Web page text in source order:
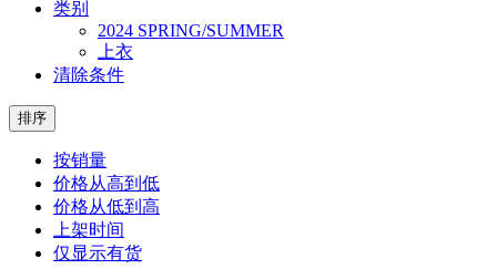
类别
2024 SPRING/SUMMER
上衣
清除条件
排序
按销量
价格从高到低
价格从低到高
上架时间
仅显示有货